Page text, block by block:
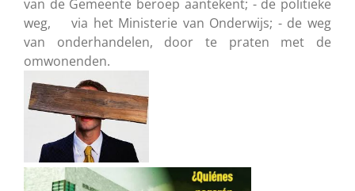
van de Gemeente beroep aantekent; - de politieke
weg, via het Ministerie van Onderwijs; - de weg
van onderhandelen, door te praten met de
omwonenden.